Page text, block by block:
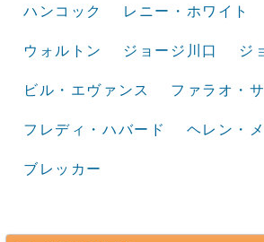
ハンコック レニー・ホワイト
ウォルトン ジョージ川口 ジ
ビル・エヴァンス ファラオ・
フレディ・ハバード ヘレン・
ブレッカー